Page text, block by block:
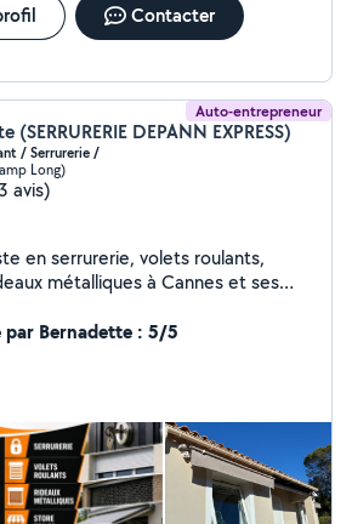
Contacter
Auto-entrepreneur
(SERRURERIE DEPANN EXPRESS)
/ Serrurerie /
Long)
avis)
en serrurerie, volets roulants,
métalliques à Cannes et ses
des particuliers comme des
tous vos besoins d'installation,
24h/24 et
de nuit, weekends et jours
de porte, réparation de
de volet roulant.
par Bernadette : 5/5